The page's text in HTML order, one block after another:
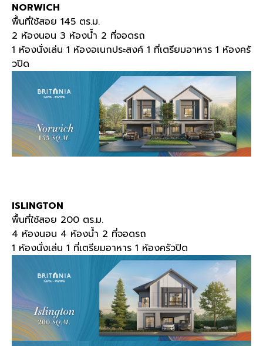
NORWICH
พื้นที่ใช้สอย 145 ตร.ม.
2 ห้องนอน 3 ห้องน้ำ 2 ที่จอดรถ
1 ห้องนั่งเล่น 1 ห้องอเนกประสงค์ 1 ที่เตรียมอาหาร 1 ห้องครั
วปิด
ISLINGTON
พื้นที่ใช้สอย 200 ตร.ม.
4 ห้องนอน 4 ห้องน้ำ 2 ที่จอดรถ
1 ห้องนั่งเล่น 1 ที่เตรียมอาหาร 1 ห้องครัวปิด